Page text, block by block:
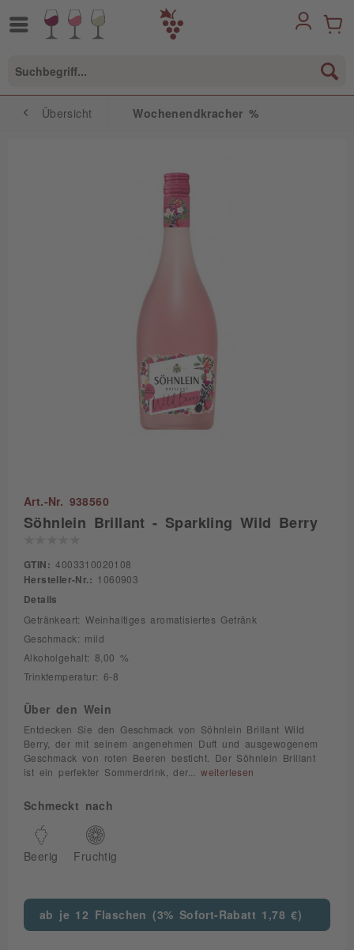
Übersicht Wochenendkracher %
Art.-Nr. 938560
Söhnlein Brillant - Sparkling Wild Berry
GTIN: 4003310020108
Hersteller-Nr.: 1060903
Details
Getränkeart: Weinhaltiges aromatisiertes Getränk
Geschmack: mild
Alkoholgehalt: 8,00 %
Trinktemperatur: 6-8
Über den Wein
Entdecken Sie den Geschmack von Söhnlein Brillant Wild
Berry, der mit seinem angenehmen Duft und ausgewogenem
Geschmack von roten Beeren besticht. Der Söhnlein Brillant
ist ein perfekter Sommerdrink, der...weiterlesen
Schmeckt nach
Beerig Fruchtig
ab je 12 Flaschen (3% Sofort-Rabatt 1,78 €)